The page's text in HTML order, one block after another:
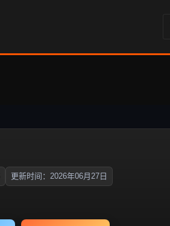
更新时间：2026年06月27日